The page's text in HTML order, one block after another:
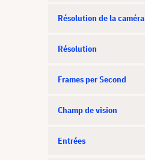
Résolution de la caméra
Résolution
Frames per Second
Champ de vision
Entrées